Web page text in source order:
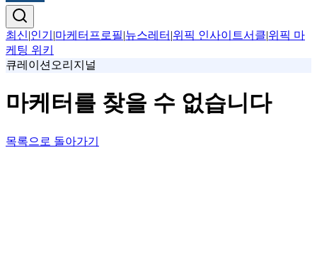
최신|인기 |마케터프로필|뉴스레터 |위픽 인사이트서클|위픽 마
케팅 위키
큐레이션 오리지널
마케터를 찾을 수 없습니다
목록으로 돌아가기